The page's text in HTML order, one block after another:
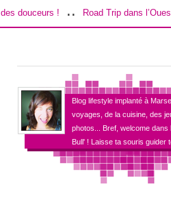
Road Trip dans l’Ouest Américain : Le
Blog lifestyle implanté à
voyages, de la cuisine, des
photos... Bref, welcome dans
Bull' ! Laisse ta souris guider